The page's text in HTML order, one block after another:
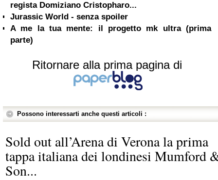
regista Domiziano Cristopharo...
Jurassic World - senza spoiler
A me la tua mente: il progetto mk ultra (prima
parte)
Ritornare alla prima pagina di
Possono interessarti anche questi articoli :
Sold out all’Arena di Verona la prima
tappa italiana dei londinesi Mumford
Son...